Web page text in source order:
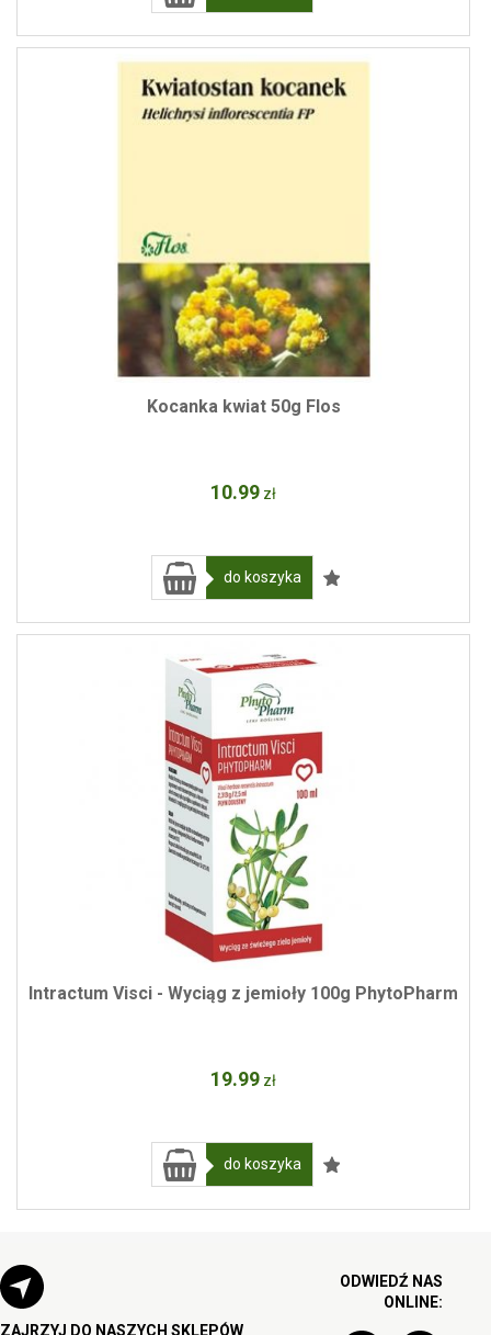
Kocanka kwiat 50g Flos
10.99 zł
do koszyka
Intractum Visci - Wyciąg z jemioły 100g PhytoPharm
19.99 zł
do koszyka
ZAJRZYJ DO NASZYCH SKLEPÓW
ODWIEDŹ NAS
ONLINE: